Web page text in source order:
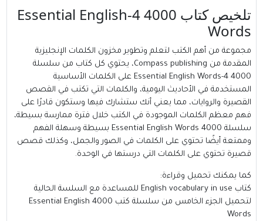
تلخيص كتاب 4000 4-Essential English
Words
مجموعة من أهم الكتب لتعلم وتطوير مخزون الكلمات الإنجليزية
المقدمة من Compass publishing، يحتوي كل كتاب من سلسلة
4000 4-Essential English Words على الكلمات الأساسية
المستخدمة في الأحاديث اليومية، والكلمات التي تكتب في القصص
القصيرة والروايات، مما يعني أنك ستشارك فيها وستكون قادرًا على
فهم معظم الكلمات الموجودة في الكتب خلال فترة ممارسة بسيطة،
سلسلة 4000 Essential English Words بسيطة وسهلة الفهم
وممتعة أيضًا تحتوي على الكلمات في الصور والجمل، وكذلك قصص
قصيرة تحتوي على الكلمات التي درستها في الوحدة.
كما يمكنك تحميل وقراءة:
كتاب English vocabulary in useللمساعدة مع السلسة الحالية
لتحميل الجزء الخامس من سلسلة
كتب 4000 Essential English
Words